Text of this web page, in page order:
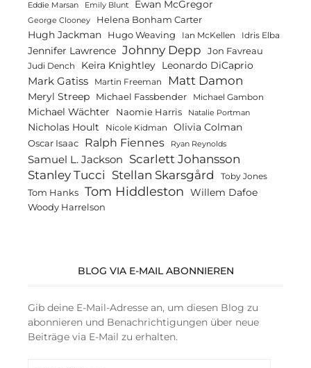
Eddie Marsan Emily Blunt Ewan McGregor
George Clooney Helena Bonham Carter
Hugh Jackman Hugo Weaving Ian McKellen Idris Elba
Jennifer Lawrence Johnny Depp Jon Favreau
Judi Dench Keira Knightley Leonardo DiCaprio
Mark Gatiss Martin Freeman Matt Damon
Meryl Streep Michael Fassbender Michael Gambon
Michael Wächter Naomie Harris Natalie Portman
Nicholas Hoult Nicole Kidman Olivia Colman
Oscar Isaac Ralph Fiennes Ryan Reynolds
Samuel L. Jackson Scarlett Johansson
Stanley Tucci Stellan Skarsgård Toby Jones
Tom Hanks Tom Hiddleston Willem Dafoe
Woody Harrelson
BLOG VIA E-MAIL ABONNIEREN
Gib deine E-Mail-Adresse an, um diesen Blog zu
abonnieren und Benachrichtigungen über neue
Beiträge via E-Mail zu erhalten.